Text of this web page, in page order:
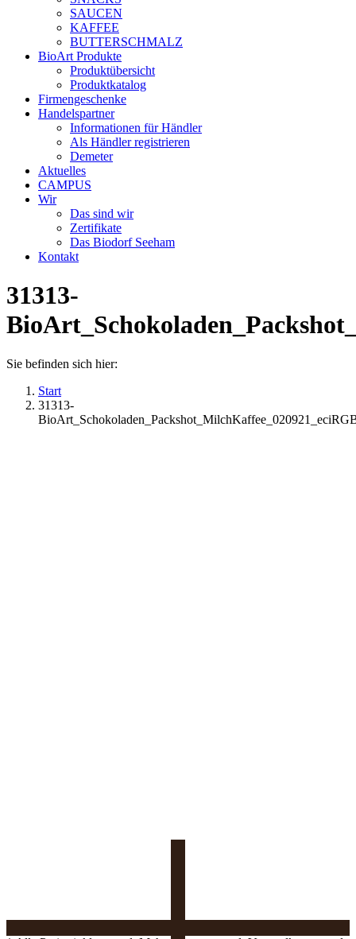
SAUCEN
KAFFEE
BUTTERSCHMALZ
BioArt Produkte
Produktübersicht
Produktkatalog
Firmengeschenke
Handelspartner
Informationen für Händler
Als Händler registrieren
Demeter
Aktuelles
CAMPUS
Wir
Das sind wir
Zertifikate
Das Biodorf Seeham
Kontakt
31313-
Sie befinden sich hier:
Start
31313-